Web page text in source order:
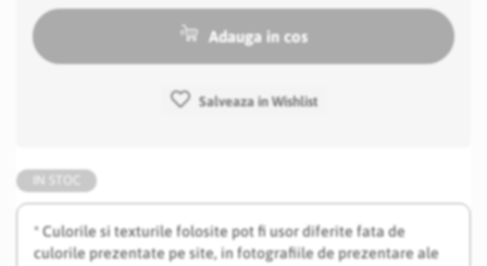
* Culorile si texturile folosite pot fi usor diferite fata de
culorile prezentate pe site, in fotografiile de prezentare ale
Adauga in cos
Salveaza in Wishlist